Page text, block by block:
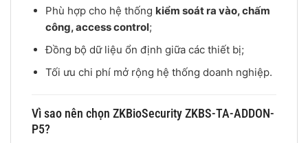
Phù hợp cho hệ thống kiểm soát ra vào, chấm
công, access control;
Đồng bộ dữ liệu ổn định giữa các thiết bị;
Tối ưu chi phí mở rộng hệ thống doanh nghiệp.
Vì sao nên chọn ZKBioSecurity ZKBS-TA-ADDON-
P5?